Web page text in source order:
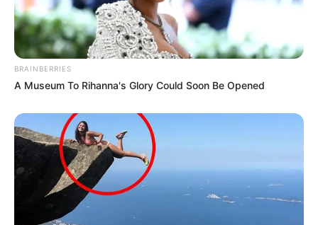
BRAINBERRIES
A Museum To Rihanna's Glory Could Soon Be Opened